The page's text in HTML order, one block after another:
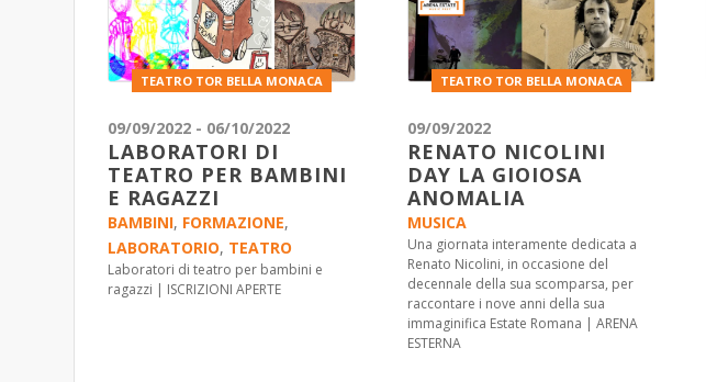
TEATRO TOR BELLA MONACA
09/09/2022 - 06/10/2022
LABORATORI DI
TEATRO PER BAMBINI
E RAGAZZI
BAMBINI, FORMAZIONE,
LABORATORIO, TEATRO
Laboratori di teatro per bambini e
ragazzi | ISCRIZIONI APERTE
TEATRO TOR BELLA MONACA
09/09/2022
RENATO NICOLINI
DAY LA GIOIOSA
ANOMALIA
MUSICA
Una giornata interamente dedicata a
Renato Nicolini, in occasione del
decennale della sua scomparsa, per
raccontare i nove anni della sua
immaginifica Estate Romana | ARENA
ESTERNA